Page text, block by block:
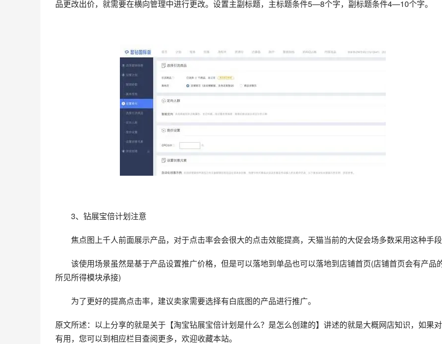
品更改出价，就需要在横向管理中进行更改。设置主副标题，主标题条件5—8个字，副标题条件4—10个字。
3、钻展宝倍计划注意
焦点图上千人前面展示产品，对于点击率会会很大的点击效能提高，天猫当前的大促会场多数采用这种手
该使用场景虽然是基于产品设置推广价格，但是可以落地到单品也可以落地到店铺首页(店铺首页会有产品
所见所得模块承接)
为了更好的提高点击率，建议卖家需要选择有白底图的产品进行推广。
原文所述：以上分享的就是关于【淘宝钻展宝倍计划是什么？是怎么创建的】讲述的就是大概网店知识，如果
有用，您可以到相应栏目查阅更多，欢迎收藏本站。